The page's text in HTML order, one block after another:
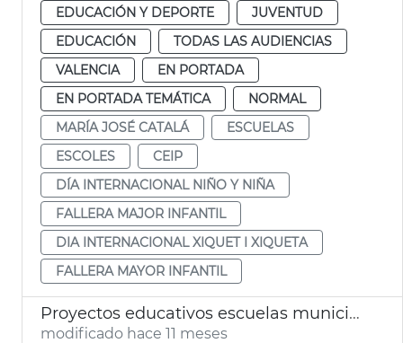
EDUCACIÓN Y DEPORTE
JUVENTUD
EDUCACIÓN
TODAS LAS AUDIENCIAS
VALENCIA
EN PORTADA
EN PORTADA TEMÁTICA
NORMAL
MARÍA JOSÉ CATALÁ
ESCUELAS
ESCOLES
CEIP
DÍA INTERNACIONAL NIÑO Y NIÑA
FALLERA MAJOR INFANTIL
DIA INTERNACIONAL XIQUET I XIQUETA
FALLERA MAYOR INFANTIL
Proyectos educativos escuelas municipales València 2025-2026
modificado hace 11 meses